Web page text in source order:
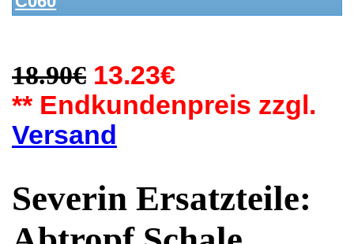
** Endkundenpreis zzgl.
Severin Ersatzteile:
Abtropf Schale
Auffangschale
8003 Typ 8010
[8010-C060]